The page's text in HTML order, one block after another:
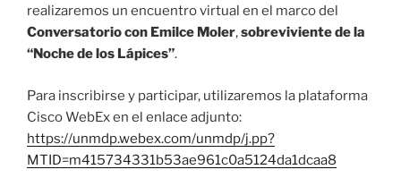
realizaremos un encuentro virtual en el marco del
Conversatorio con Emilce Moler,sobreviviente de la
“Noche de los Lápices”.
Para inscribirse y participar, utilizaremos la plataforma
Cisco WebEx en el enlace adjunto:
https://unmdp.webex.com/unmdp/j.pp?
MTID=m415734331b53ae961c0a5124da1dcaa8